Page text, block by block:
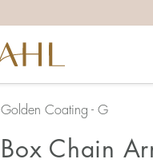
Golden Coating - G
Box Chain